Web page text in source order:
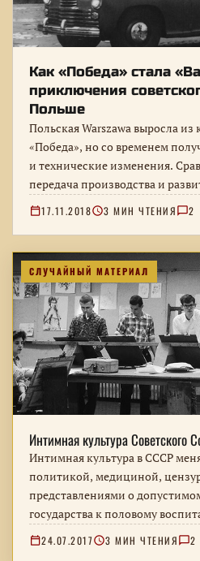
Как «Победа» стала
приключения
Польше
Польская Warszawa выросла
«Победа», но со временем
и технические изменения.
передача производства и
конструкции…
17.11.2018 3 МИН ЧТЕНИЯ 2
СЛУЧАЙНЫЙ МАТЕРИАЛ
Интимная культура Советского
Интимная культура в СССР
политикой, медициной,
представлениями о
государства к половому
порнографии – с попыткой
24.07.2017 3 МИН ЧТЕНИЯ 2